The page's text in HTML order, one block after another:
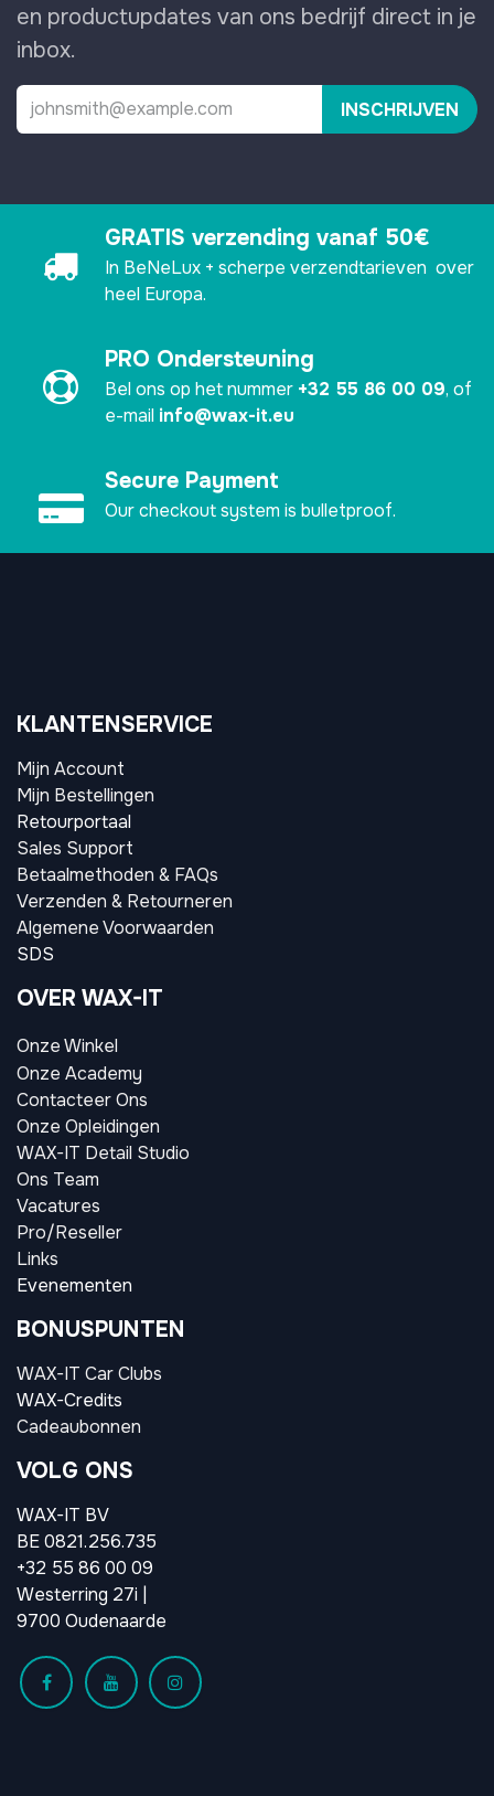
en productupdates van ons bedrijf direct in je
inbox.
INSCHRIJVEN
GRATIS verzending vanaf 50€
In BeNeLux + scherpe verzendtarieven over
heel Europa.
PRO Ondersteuning
Bel ons op het nummer +32 55 86 00 09, of
e-mail info@wax-it.eu
Secure Payment
Our checkout system is bulletproof.
KLANTENSERVICE
Mijn Account
Mijn Bestellingen
Retourportaal
Sales Support
Betaalmethoden & FAQs
Verzenden & Retourneren
Algemene Voorwaarden
SDS
OVER WAX-IT
Onze Winkel
Onze Academy
Contacteer Ons
Onze Opleidingen
WAX-IT Detail Studio
Ons Team
Vacatures
Pro/Reseller
Links
Evenementen
BONUSPUNTEN
WAX-IT Car Clubs
WAX-Credits
Cadeaubonnen
VOLG ONS
WAX-IT BV
BE 0821.256.735
+32 55 86 00 09
Westerring 27i |
9700 Oudenaarde